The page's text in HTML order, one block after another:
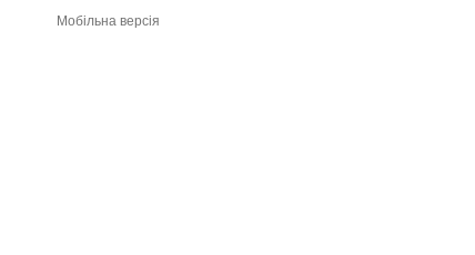
Мобільна версія